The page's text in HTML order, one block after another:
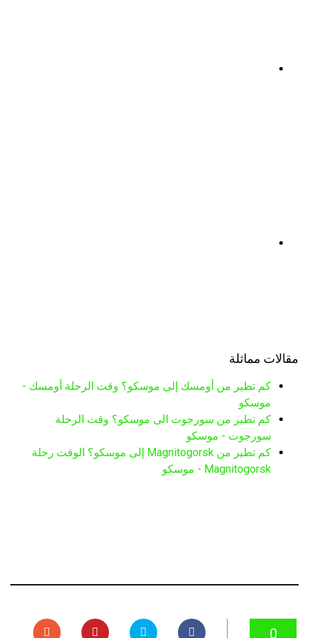
مقالات مماثلة
كم تطير من أومسك إلى موسكو؟ وقت الرحلة أومسك -
موسكو
كم تطير من سورجوت الى موسكو؟ وقت الرحلة
سورجوت - موسكو
كم تطير من Magnitogorsk إلى موسكو؟ الوقت رحلة
Magnitogorsk - موسكو
0